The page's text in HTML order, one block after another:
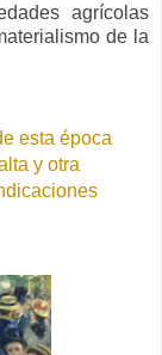
agrícolas
de la
esta época
y otra